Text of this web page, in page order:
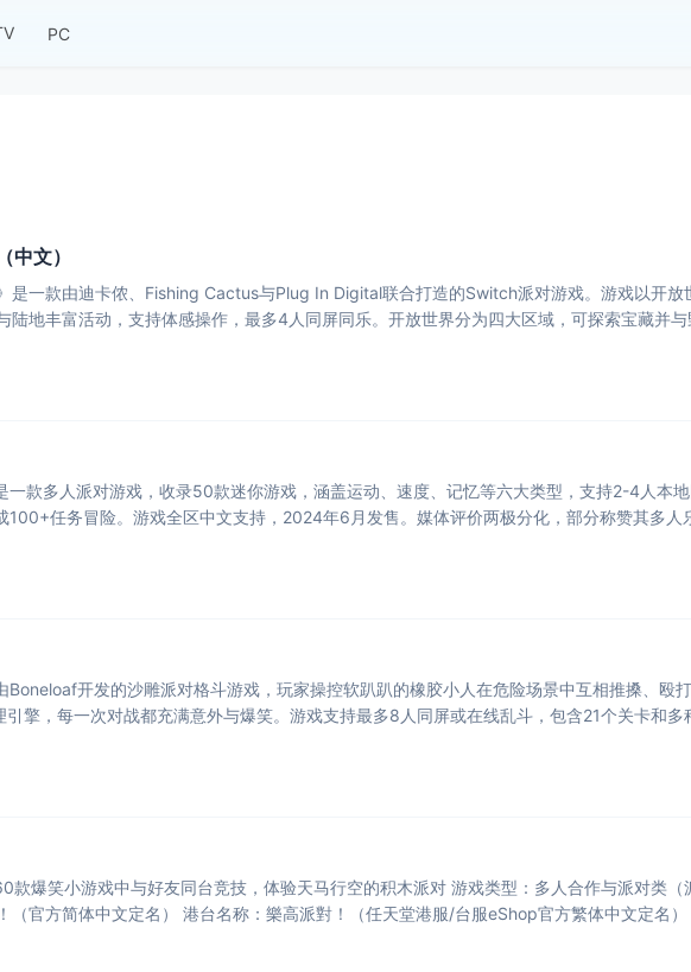
PC
中文）
是一款由迪卡侬、Fishing Cactus与Plug In Digital联合打造的Switch派对游戏。游戏以开放
陆地丰富活动，支持体感操作，最多4人同屏同乐。开放世界分为四大区域，可探索宝藏并
一款多人派对游戏，收录50款迷你游戏，涵盖运动、速度、记忆等六大类型，支持2-4人本
100+任务冒险。游戏全区中文支持，2024年6月发售。媒体评价两极分化，部分称赞其多人
Boneloaf开发的沙雕派对格斗游戏，玩家操控软趴趴的橡胶小人在危险场景中互相推搡、殴
擎，每一次对战都充满意外与爆笑。游戏支持最多8人同屏或在线乱斗，包含21个关卡和多
爆笑小游戏中与好友同台竞技，体验天马行空的积木派对 游戏类型：多人合作与派对类
高派对！（官方简体中文定名） 港台名称：樂高派對！（任天堂港服/台服eShop官方繁体中文定名